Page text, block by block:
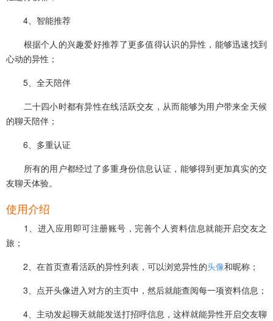
4、智能推荐
根据个人的兴趣爱好推荐了更多值得认识的异性，能够迅速找到
心动的异性；
5、全天陪伴
二十四小时都有异性在线活跃交友，从而能够为用户带来全天候
的聊天陪伴；
6、多重认证
所有的用户都经过了多重身份信息认证，能够得到更加真实的交
友聊天体验。
使用介绍
1、进入应用即可注册账号，完善个人资料信息就能开启交友之
旅；
2、在首页查看活跃的异性列表，可以浏览异性的头像和昵称；
3、点开头像进入对方的主页中，然后就能查阅每一项资料信息；
4、主动发起聊天就能发送打招呼信息，这样就能异性开启交友聊